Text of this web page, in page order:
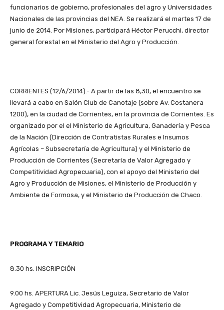
funcionarios de gobierno, profesionales del agro y Universidades
Nacionales de las provincias del NEA. Se realizará el martes 17 de
junio de 2014. Por Misiones, participará Héctor Perucchi, director
general forestal en el Ministerio del Agro y Producción.
CORRIENTES (12/6/2014).- A partir de las 8,30, el encuentro se
llevará a cabo en Salón Club de Canotaje (sobre Av. Costanera
1200), en la ciudad de Corrientes, en la provincia de Corrientes. Es
organizado por el el Ministerio de Agricultura, Ganadería y Pesca
de la Nación (Dirección de Contratistas Rurales e Insumos
Agrícolas – Subsecretaría de Agricultura) y el Ministerio de
Producción de Corrientes (Secretaría de Valor Agregado y
Competitividad Agropecuaria), con el apoyo del Ministerio del
Agro y Producción de Misiones, el Ministerio de Producción y
Ambiente de Formosa, y el Ministerio de Producción de Chaco.
PROGRAMA Y TEMARIO
8.30 hs. INSCRIPCIÓN
9.00 hs. APERTURA Lic. Jesús Leguiza, Secretario de Valor
Agregado y Competitividad Agropecuaria, Ministerio de